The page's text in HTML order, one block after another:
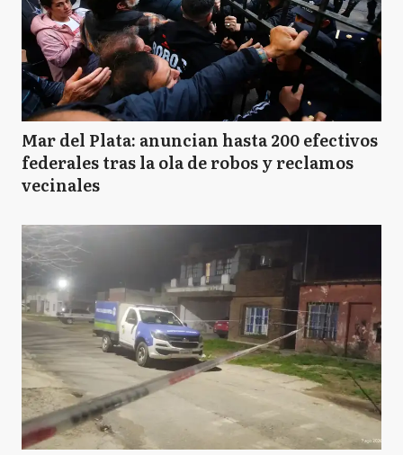
Mar del Plata: anuncian hasta 200 efectivos
federales tras la ola de robos y reclamos
vecinales